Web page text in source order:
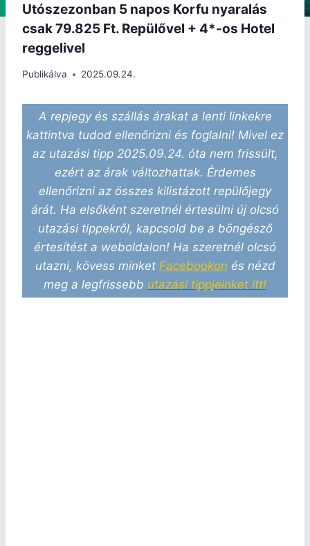
Utószezonban 5 napos Korfu nyaralás
csak 79.825 Ft. Repülővel + 4*-os Hotel
reggelivel
Publikálva 2025.09.24.
A repjegy és szállás árakat a lenti linkekre
kattintva tudod ellenőrizni és foglalni! Mivel ez
az utazási tipp 2025.09.24. óta nem frissült,
ezért az árak változhattak. Érdemes
ellenőrizni az összes kilistázott repülőjegy
árát. Ha elsőként szeretnél értesülni új olcsó
utazási tippekről, kapcsold be a böngésző
értesítést a weboldalon! Ha szeretnél olcsó
utazni, kövess minket Facebookon és nézd
meg a legfrissebb utazási tippjeinket itt!